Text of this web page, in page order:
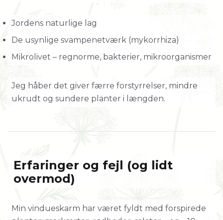
Jordens naturlige lag
De usynlige svampenetværk (mykorrhiza)
Mikrolivet – regnorme, bakterier, mikroorganismer
Jeg håber det giver færre forstyrrelser, mindre
ukrudt og sundere planter i længden.
Erfaringer og fejl (og lidt
overmod)
Min vindueskarm har været fyldt med forspirede